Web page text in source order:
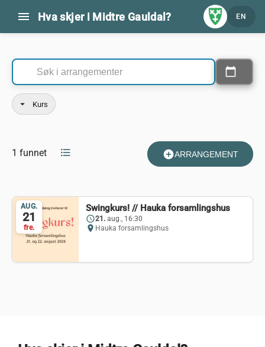
menu Hva skjer i Midtre Gauldal? EN
calendar_today
Velg datoer
arrow_drop_down Kurs
1 funnet format_list_bulleted add_circleARRANGEMENT
AUG.
21
fre.
Swingkurs! // Hauka forsamlingshus
schedule21. aug., 16:30
location_on Hauka forsamlingshus